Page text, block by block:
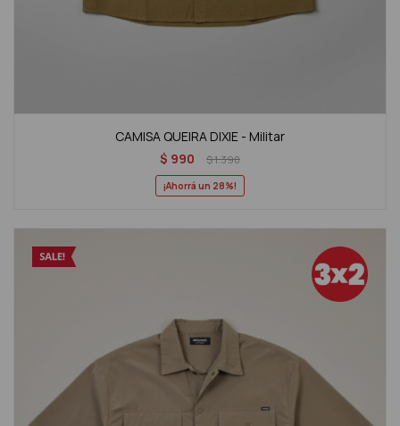
CAMISA QUEIRA DIXIE - Militar
$ 990 $1.390
28